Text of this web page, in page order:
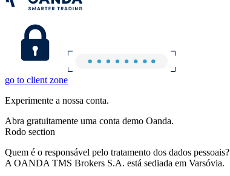
go to client zone
Experimente a nossa conta.
Abra gratuitamente uma conta demo Oanda.
Rodo section
Quem é o responsável pelo tratamento dos dados pessoais?
A OANDA TMS Brokers S.A. está sediada em Varsóvia.